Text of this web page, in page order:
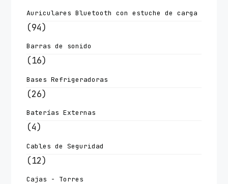
Auriculares Bluetooth con estuche de carga
(94)
Barras de sonido
(16)
Bases Refrigeradoras
(26)
Baterías Externas
(4)
Cables de Seguridad
(12)
Cajas - Torres